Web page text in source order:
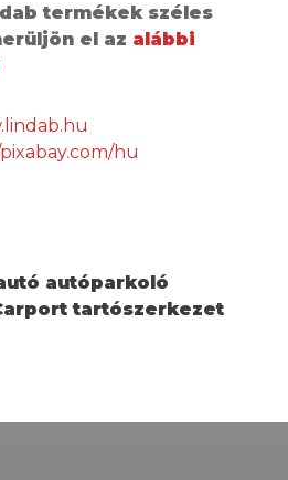
termékek széles
el az alábbi
hu
autóparkoló
tartószerkezet